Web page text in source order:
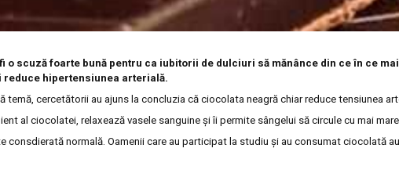
o scuză foarte bună pentru ca iubitorii de dulciuri să mănânce din ce în ce
reduce hipertensiunea arterială.
temă, cercetătorii au ajuns la concluzia că ciocolata neagră chiar reduce tensiunea
al ciocolatei, relaxează vasele sanguine şi îi permite sângelui să circule cu mai
consdierată normală. Oamenii care au participat la studiu şi au consumat ciocolată